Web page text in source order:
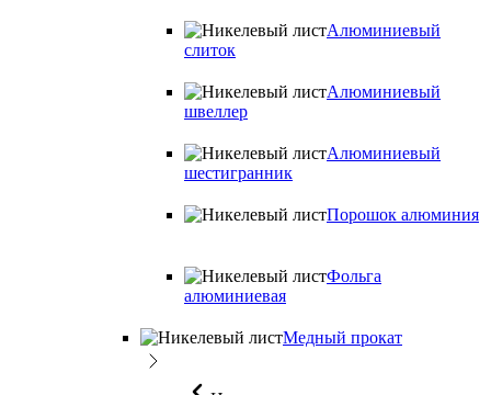
Алюминиевый
слиток
Алюминиевый
швеллер
Алюминиевый
шестигранник
Порошок алюминия
Фольга
алюминиевая
Медный прокат